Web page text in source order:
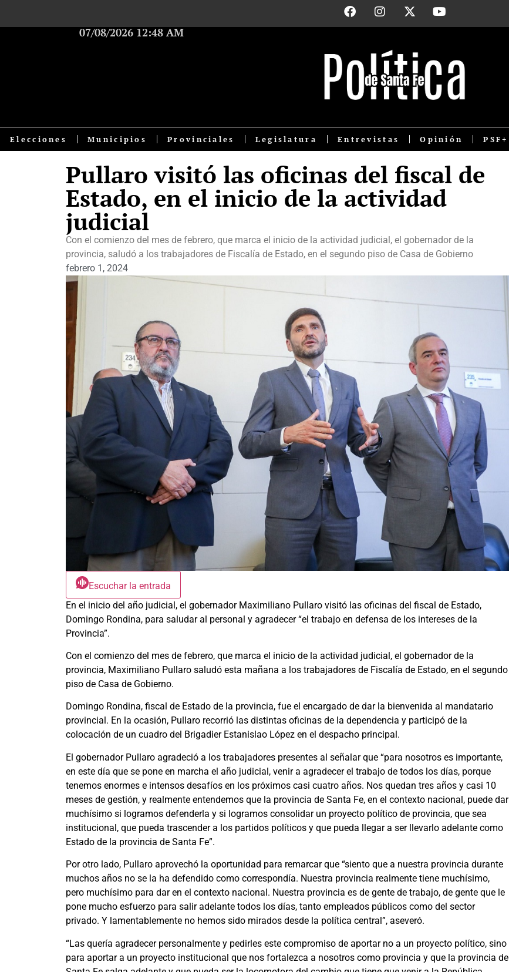
07/08/2026 12:48 AM
Elecciones Municipios Provinciales Legislatura Entrevistas Opinión PSF+
Pullaro visitó las oficinas del fiscal de
Estado, en el inicio de la actividad
judicial
Con el comienzo del mes de febrero, que marca el inicio de la actividad judicial, el gobernador de la
provincia, saludó a los trabajadores de Fiscalía de Estado, en el segundo piso de Casa de Gobierno
febrero 1, 2024
Escuchar la entrada
En el inicio del año judicial, el gobernador Maximiliano Pullaro visitó las oficinas del fiscal de Estado,
Domingo Rondina, para saludar al personal y agradecer “el trabajo en defensa de los intereses de la
Provincia”.
Con el comienzo del mes de febrero, que marca el inicio de la actividad judicial, el gobernador de la
provincia, Maximiliano Pullaro saludó esta mañana a los trabajadores de Fiscalía de Estado, en el segundo
piso de Casa de Gobierno.
Domingo Rondina, fiscal de Estado de la provincia, fue el encargado de dar la bienvenida al mandatario
provincial. En la ocasión, Pullaro recorrió las distintas oficinas de la dependencia y participó de la
colocación de un cuadro del Brigadier Estanislao López en el despacho principal.
El gobernador Pullaro agradeció a los trabajadores presentes al señalar que “para nosotros es importante,
en este día que se pone en marcha el año judicial, venir a agradecer el trabajo de todos los días, porque
tenemos enormes e intensos desafíos en los próximos casi cuatro años. Nos quedan tres años y casi 10
meses de gestión, y realmente entendemos que la provincia de Santa Fe, en el contexto nacional, puede dar
muchísimo si logramos defenderla y si logramos consolidar un proyecto político de provincia, que sea
institucional, que pueda trascender a los partidos políticos y que pueda llegar a ser llevarlo adelante como
Estado de la provincia de Santa Fe”.
Por otro lado, Pullaro aprovechó la oportunidad para remarcar que “siento que a nuestra provincia durante
muchos años no se la ha defendido como correspondía. Nuestra provincia realmente tiene muchísimo,
pero muchísimo para dar en el contexto nacional. Nuestra provincia es de gente de trabajo, de gente que le
pone mucho esfuerzo para salir adelante todos los días, tanto empleados públicos como del sector
privado. Y lamentablemente no hemos sido mirados desde la política central”, aseveró.
“Las quería agradecer personalmente y pedirles este compromiso de aportar no a un proyecto político, sino
para aportar a un proyecto institucional que nos fortalezca a nosotros como provincia y que la provincia de